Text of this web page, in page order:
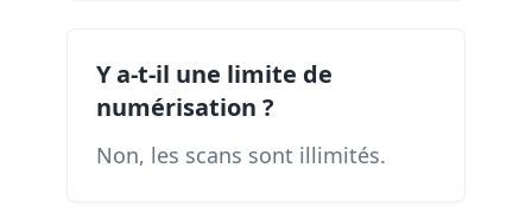
Y a-t-il une limite de
numérisation ?
Non, les scans sont illimités.